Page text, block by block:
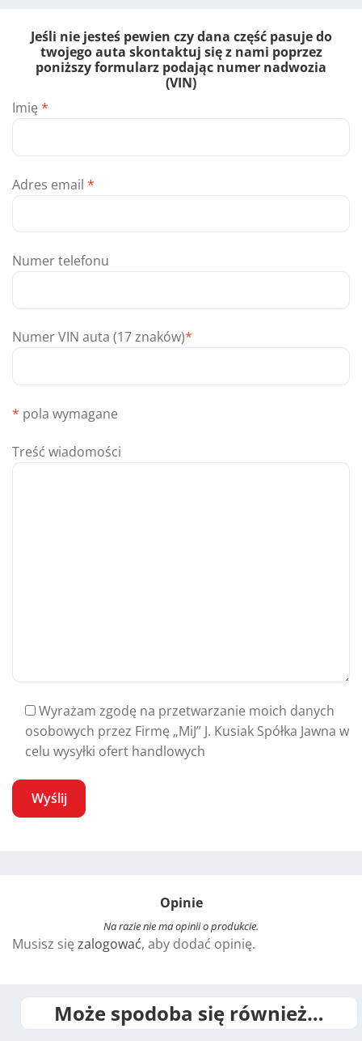
Jeśli nie jesteś pewien czy dana część pasuje do
twojego auta skontaktuj się z nami poprzez
poniższy formularz podając numer nadwozia
(VIN)
Imię *
Adres email *
Numer telefonu
Numer VIN auta (17 znaków)*
* pola wymagane
Treść wiadomości
Wyrażam zgodę na przetwarzanie moich danych
osobowych przez Firmę „MiJ” J. Kusiak Spółka Jawna w
celu wysyłki ofert handlowych
n
Opinie
Na razie nie ma opinii o produkcie.
Musisz się zalogować, aby dodać opinię.
Może spodoba się również…